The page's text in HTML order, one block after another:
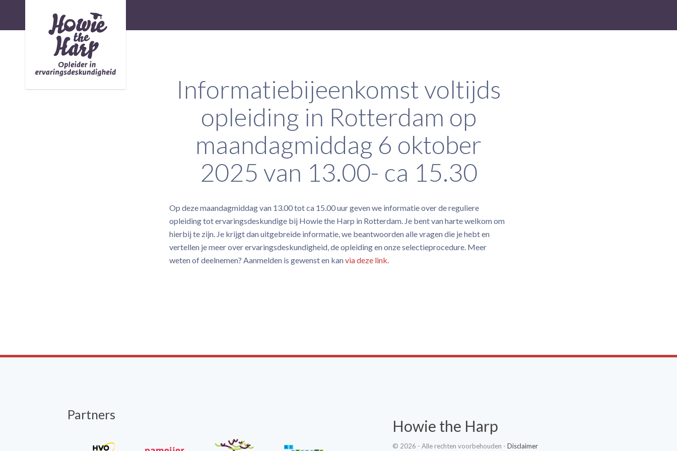
Informatiebijeenkomst voltijds
opleiding in Rotterdam op
maandagmiddag 6 oktober
2025 van 13.00- ca 15.30
Op deze maandagmiddag van 13.00 tot ca 15.00 uur geven we informatie over de reguliere
opleiding tot ervaringsdeskundige bij Howie the Harp in Rotterdam. Je bent van harte welkom om
hierbij te zijn. Je krijgt dan uitgebreide informatie, we beantwoorden alle vragen die je hebt en
vertellen je meer over ervaringsdeskundigheid, de opleiding en onze selectieprocedure. Meer
weten of deelnemen? Aanmelden is gewenst en kanvia deze link.
Partners
Howie the Harp
© 2026 - Alle rechten voorbehouden -Disclaimer